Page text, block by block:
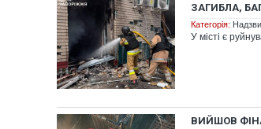
ЗАГИБЛА,
Категорія:
У місті є
ВИЙШОВ